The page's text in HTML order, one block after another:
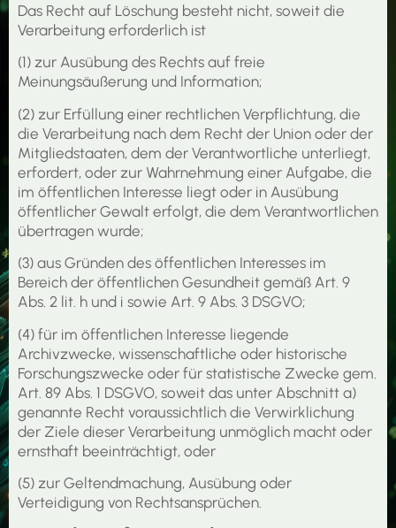
Das Recht auf Löschung besteht nicht, soweit die
Verarbeitung erforderlich ist
(1) zur Ausübung des Rechts auf freie
Meinungsäußerung und Information;
(2) zur Erfüllung einer rechtlichen Verpflichtung, die
die Verarbeitung nach dem Recht der Union oder der
Mitgliedstaaten, dem der Verantwortliche unterliegt,
erfordert, oder zur Wahrnehmung einer Aufgabe, die
im öffentlichen Interesse liegt oder in Ausübung
öffentlicher Gewalt erfolgt, die dem Verantwortlichen
übertragen wurde;
(3) aus Gründen des öffentlichen Interesses im
Bereich der öffentlichen Gesundheit gemäß Art. 9
Abs. 2 lit. h und i sowie Art. 9 Abs. 3 DSGVO;
(4) für im öffentlichen Interesse liegende
Archivzwecke, wissenschaftliche oder historische
Forschungszwecke oder für statistische Zwecke gem.
Art. 89 Abs. 1 DSGVO, soweit das unter Abschnitt a)
genannte Recht voraussichtlich die Verwirklichung
der Ziele dieser Verarbeitung unmöglich macht oder
ernsthaft beeinträchtigt, oder
(5) zur Geltendmachung, Ausübung oder
Verteidigung von Rechtsansprüchen.